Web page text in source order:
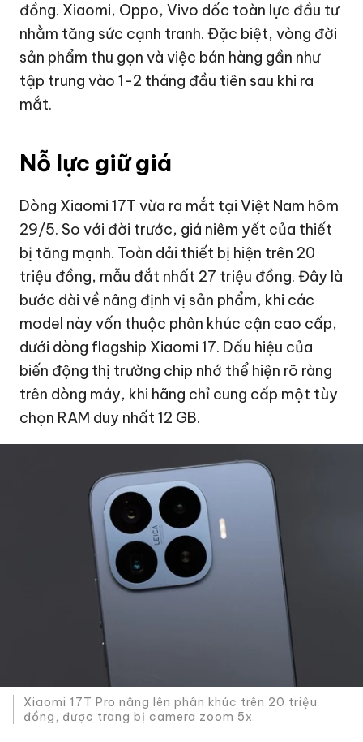
đồng. Xiaomi, Oppo, Vivo dốc toàn lực đầu tư
nhằm tăng sức cạnh tranh. Đặc biệt, vòng đời
sản phẩm thu gọn và việc bán hàng gần như
tập trung vào 1-2 tháng đầu tiên sau khi ra
mắt.
Nỗ lực giữ giá
Dòng Xiaomi 17T vừa ra mắt tại Việt Nam hôm
29/5. So với đời trước, giá niêm yết của thiết
bị tăng mạnh. Toàn dải thiết bị hiện trên 20
triệu đồng, mẫu đắt nhất 27 triệu đồng. Đây là
bước dài về nâng định vị sản phẩm, khi các
model này vốn thuộc phân khúc cận cao cấp,
dưới dòng flagship Xiaomi 17. Dấu hiệu của
biến động thị trường chip nhớ thể hiện rõ ràng
trên dòng máy, khi hãng chỉ cung cấp một tùy
chọn RAM duy nhất 12 GB.
Xiaomi 17T Pro nâng lên phân khúc trên 20 triệu
đồng, được trang bị camera zoom 5x.